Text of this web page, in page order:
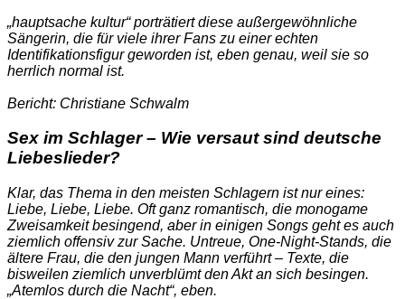
„hauptsache kultur“ porträtiert diese außergewöhnliche
Sängerin, die für viele ihrer Fans zu einer echten
Identifikationsfigur geworden ist, eben genau, weil sie so
herrlich normal ist.
Bericht: Christiane Schwalm
Sex im Schlager – Wie versaut sind deutsche
Liebeslieder?
Klar, das Thema in den meisten Schlagern ist nur eines:
Liebe, Liebe, Liebe. Oft ganz romantisch, die monogame
Zweisamkeit besingend, aber in einigen Songs geht es auch
ziemlich offensiv zur Sache. Untreue, One-Night-Stands, die
ältere Frau, die den jungen Mann verführt – Texte, die
bisweilen ziemlich unverblümt den Akt an sich besingen.
„Atemlos durch die Nacht“, eben.